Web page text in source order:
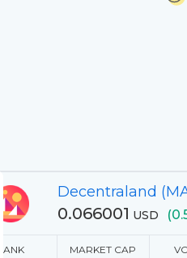
Decentraland
0.066001 USD
RANK MARKET CAP